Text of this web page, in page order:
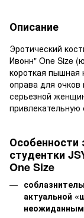
Описание
Эротический
Ивонн" One Size
короткая пышная
оправа для очков
серьезной
привлекательную
Особенности
студентки
One Size
актуальной
неожиданным